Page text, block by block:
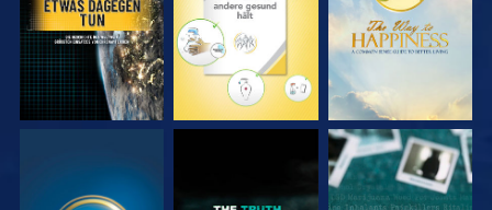
ANSEHEN ANSEHEN ANSEHEN